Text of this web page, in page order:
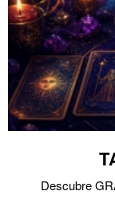
Descubre